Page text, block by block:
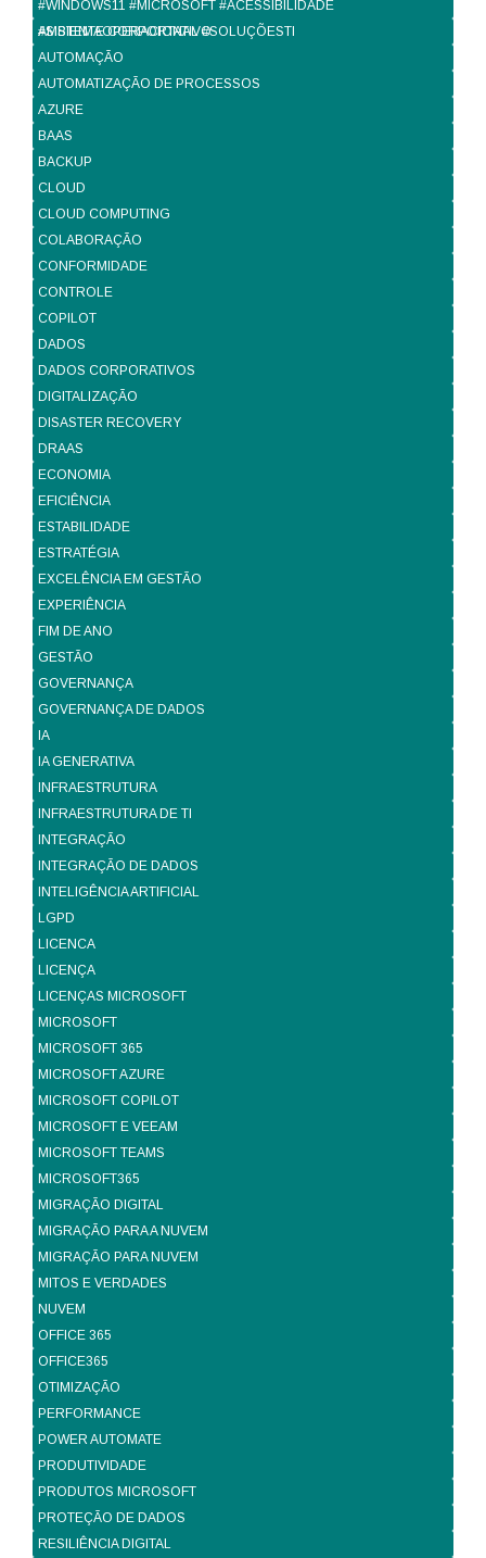
#WINDOWS11 #MICROSOFT #ACESSIBILIDADE
#SISTEMAOPERACIONAL #SOLUÇÕESTI
AMBIENTE CORPORTATIVO
AUTOMAÇÃO
AUTOMATIZAÇÃO DE PROCESSOS
AZURE
BAAS
BACKUP
CLOUD
CLOUD COMPUTING
COLABORAÇÃO
CONFORMIDADE
CONTROLE
COPILOT
DADOS
DADOS CORPORATIVOS
DIGITALIZAÇÃO
DISASTER RECOVERY
DRAAS
ECONOMIA
EFICIÊNCIA
ESTABILIDADE
ESTRATÉGIA
EXCELÊNCIA EM GESTÃO
EXPERIÊNCIA
FIM DE ANO
GESTÃO
GOVERNANÇA
GOVERNANÇA DE DADOS
IA
IA GENERATIVA
INFRAESTRUTURA
INFRAESTRUTURA DE TI
INTEGRAÇÃO
INTEGRAÇÃO DE DADOS
INTELIGÊNCIA ARTIFICIAL
LGPD
LICENCA
LICENÇA
LICENÇAS MICROSOFT
MICROSOFT
MICROSOFT 365
MICROSOFT AZURE
MICROSOFT COPILOT
MICROSOFT E VEEAM
MICROSOFT TEAMS
MICROSOFT365
MIGRAÇÃO DIGITAL
MIGRAÇÃO PARA A NUVEM
MIGRAÇÃO PARA NUVEM
MITOS E VERDADES
NUVEM
OFFICE 365
OFFICE365
OTIMIZAÇÃO
PERFORMANCE
POWER AUTOMATE
PRODUTIVIDADE
PRODUTOS MICROSOFT
PROTEÇÃO DE DADOS
RESILIÊNCIA DIGITAL